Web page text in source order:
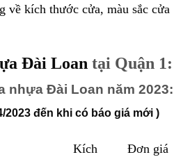
về kích thước cửa, màu sắc cửa
Đài Loan tại Quận 1:
nhựa Đài Loan năm 2023:
2023 đến khi có báo giá mới )
Kích
Đơn giá